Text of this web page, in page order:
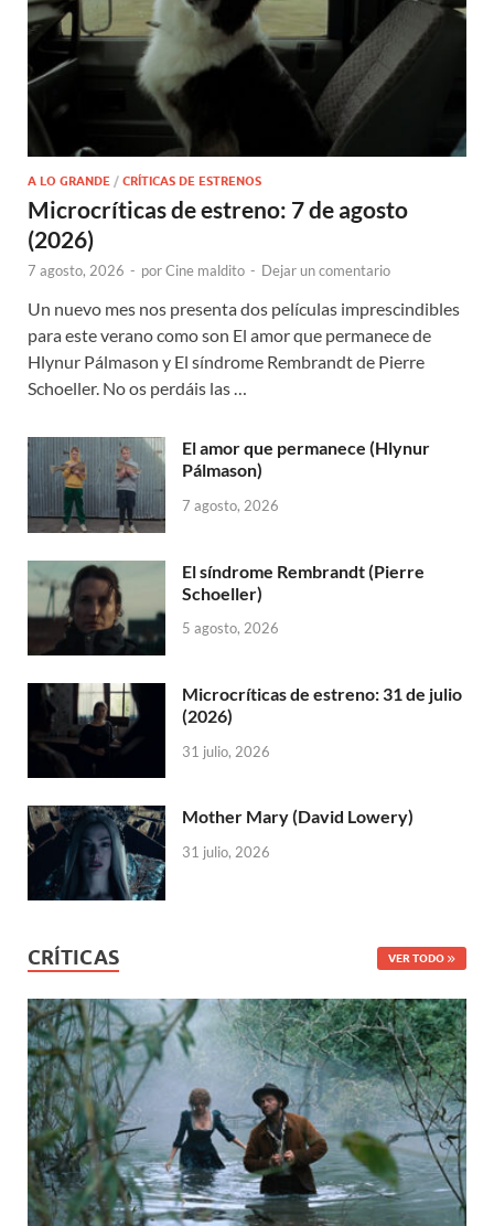
A LO GRANDE / CRÍTICAS DE ESTRENOS
Microcríticas de estreno: 7 de agosto
(2026)
7 agosto, 2026 - porCine maldito - Dejar un comentario
Un nuevo mes nos presenta dos películas imprescindibles
para este verano como son El amor que permanece de
Hlynur Pálmason y El síndrome Rembrandt de Pierre
Schoeller. No os perdáis las …
El amor que permanece (Hlynur
Pálmason)
7 agosto, 2026
El síndrome Rembrandt (Pierre
Schoeller)
5 agosto, 2026
Microcríticas de estreno: 31 de julio
(2026)
31 julio, 2026
Mother Mary (David Lowery)
31 julio, 2026
CRÍTICAS VER TODO